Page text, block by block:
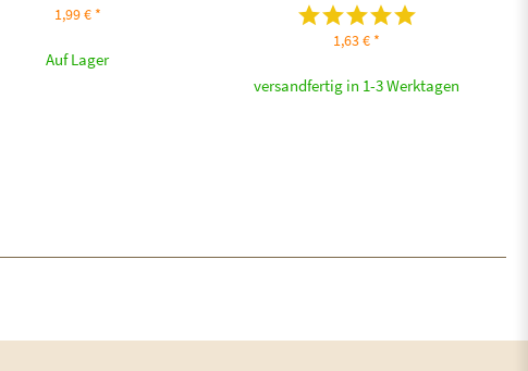
1,99 € *
Auf Lager
1,63 € *
versandfertig in 1-3 Werktagen